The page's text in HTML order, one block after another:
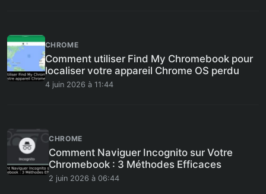
CHROME
Comment utiliser Find My Chromebook pour
localiser votre appareil Chrome OS perdu
4 juin 2026 à 11:44
CHROME
Comment Naviguer Incognito sur Votre
Chromebook : 3 Méthodes Efficaces
2 juin 2026 à 06:44